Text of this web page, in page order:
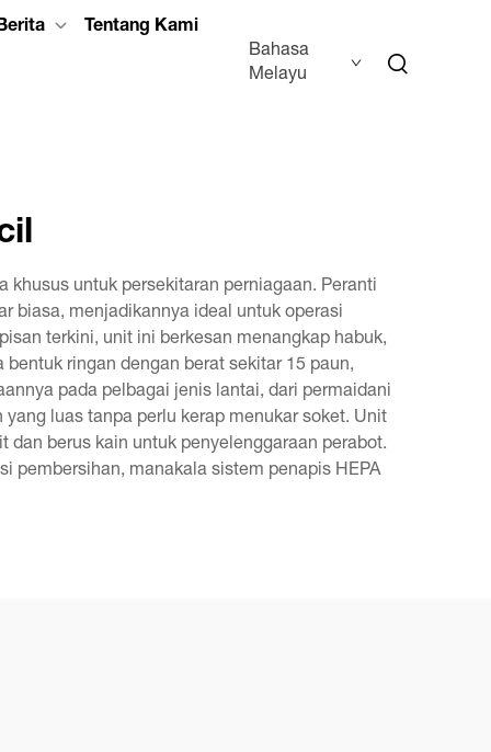
Tentang Kami
Bahasa
Melayu
khusus untuk persekitaran perniagaan. Peranti
biasa, menjadikannya ideal untuk operasi
terkini, unit ini berkesan menangkap habuk,
ringan dengan berat sekitar 15 paun,
pada pelbagai jenis lantai, dari permaidani
luas tanpa perlu kerap menukar soket. Unit
berus kain untuk penyelenggaraan perabot.
pembersihan, manakala sistem penapis HEPA